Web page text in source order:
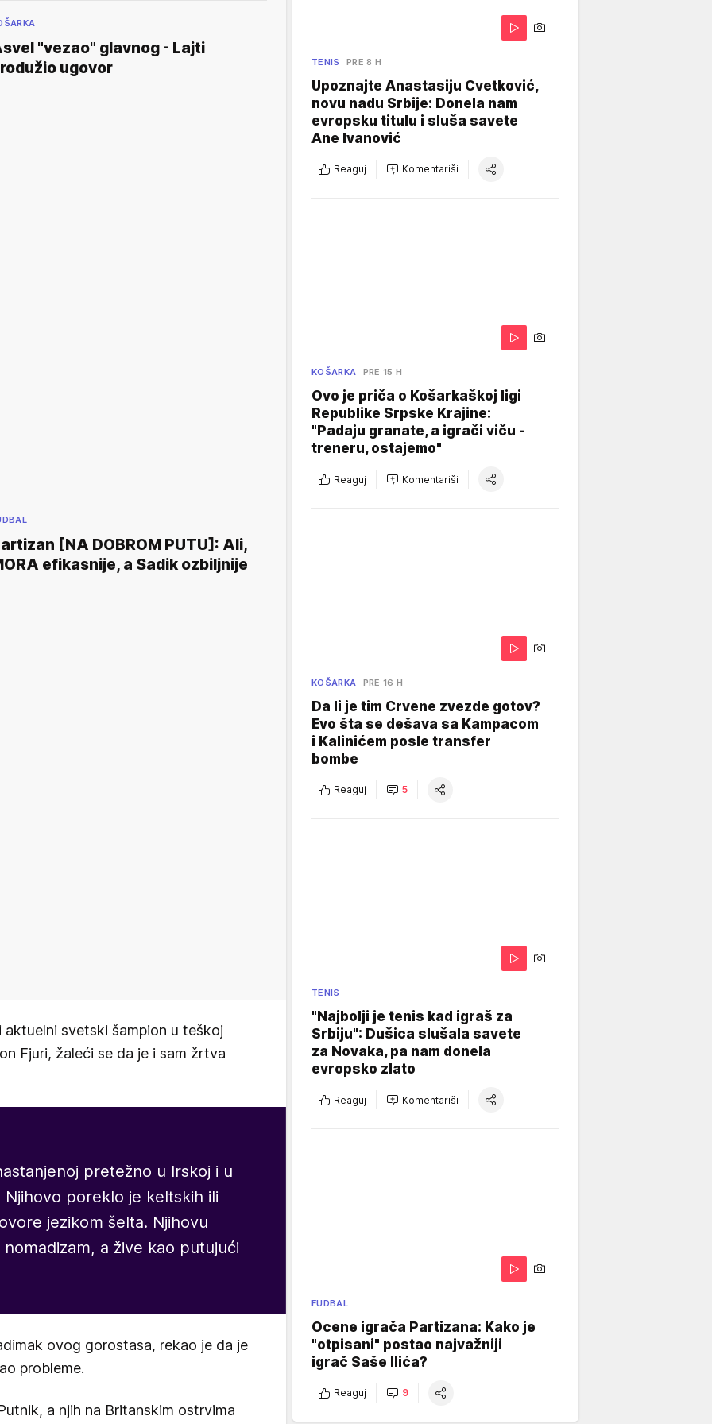
"vezao" glavnog - Lajti
ugovor
[NA DOBROM PUTU]: Ali,
efikasnije, a Sadik ozbiljnije
aktuelni svetski šampion u teškoj
Fjuri, žaleći se da je i sam žrtva
pretežno u Irskoj i u
poreklo je keltskih ili
jezikom šelta. Njihovu
a žive kao putujući
ovog gorostasa, rekao je da je
probleme.
a njih na Britanskim ostrvima
TENIS PRE 8 H
Upoznajte Anastasiju Cvetković,
novu nadu Srbije: Donela nam
evropsku titulu i sluša savete
Ane Ivanović
Reaguj Komentariši
KOŠARKA PRE 15 H
Ovo je priča o Košarkaškoj ligi
Republike Srpske Krajine:
"Padaju granate, a igrači viču -
treneru, ostajemo"
Reaguj Komentariši
KOŠARKA PRE 16 H
Da li je tim Crvene zvezde gotov?
Evo šta se dešava sa Kampacom
i Kalinićem posle transfer
bombe
Reaguj 5
TENIS
"Najbolji je tenis kad igraš za
Srbiju": Dušica slušala savete
za Novaka, pa nam donela
evropsko zlato
Reaguj Komentariši
FUDBAL
Ocene igrača Partizana: Kako je
"otpisani" postao najvažniji
igrač Saše Ilića?
Reaguj 9